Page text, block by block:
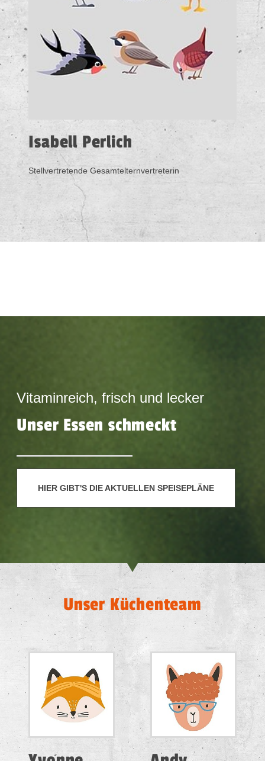
Isabell Perlich
Stellvertretende Gesamtelternvertreterin
Vitaminreich, frisch und lecker
Unser Essen schmeckt
HIER GIBT'S DIE AKTUELLEN SPEISEPLÄNE
Unser Küchenteam